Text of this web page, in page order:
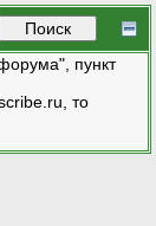
пункт
то